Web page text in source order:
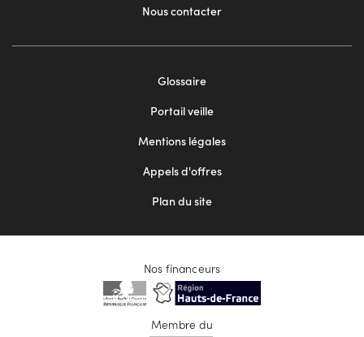
Nous contacter
Glossaire
Portail veille
Mentions légales
Appels d'offres
Plan du site
Nos financeurs
Membre du